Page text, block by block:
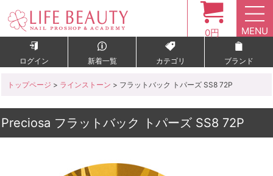
0円 MENU
ログイン 新着一覧 カテゴリ ブランド
トップページ > ラインストーン > フラットバック トパーズ SS8 72P
Preciosa フラットバック トパーズ SS8 72P